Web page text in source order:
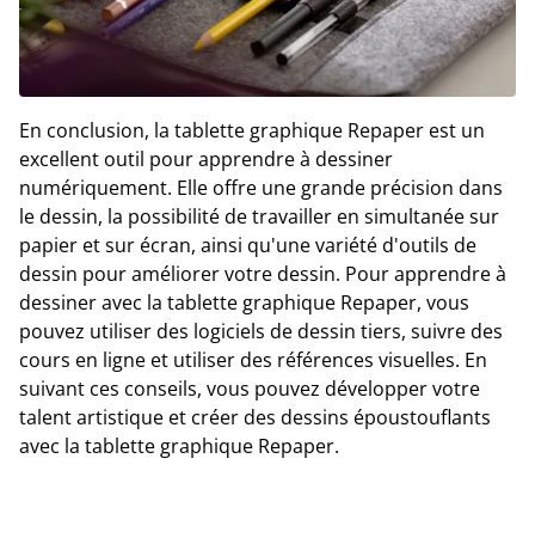
En conclusion, la tablette graphique Repaper est un
excellent outil pour apprendre à dessiner
numériquement. Elle offre une grande précision dans
le dessin, la possibilité de travailler en simultanée sur
papier et sur écran, ainsi qu'une variété d'outils de
dessin pour améliorer votre dessin. Pour apprendre à
dessiner avec la tablette graphique Repaper, vous
pouvez utiliser des logiciels de dessin tiers, suivre des
cours en ligne et utiliser des références visuelles. En
suivant ces conseils, vous pouvez développer votre
talent artistique et créer des dessins époustouflants
avec la tablette graphique Repaper.